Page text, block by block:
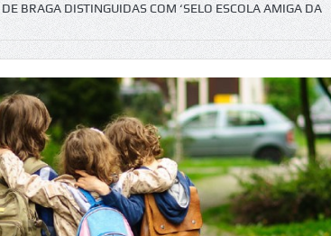
BRAGA DISTINGUIDAS COM ‘SELO ESCOLA AMIGA DA